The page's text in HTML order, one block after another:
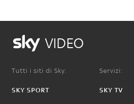
VIDEO
Tutti i siti di Sky:
SKY SPORT
Servizi:
SKY TV